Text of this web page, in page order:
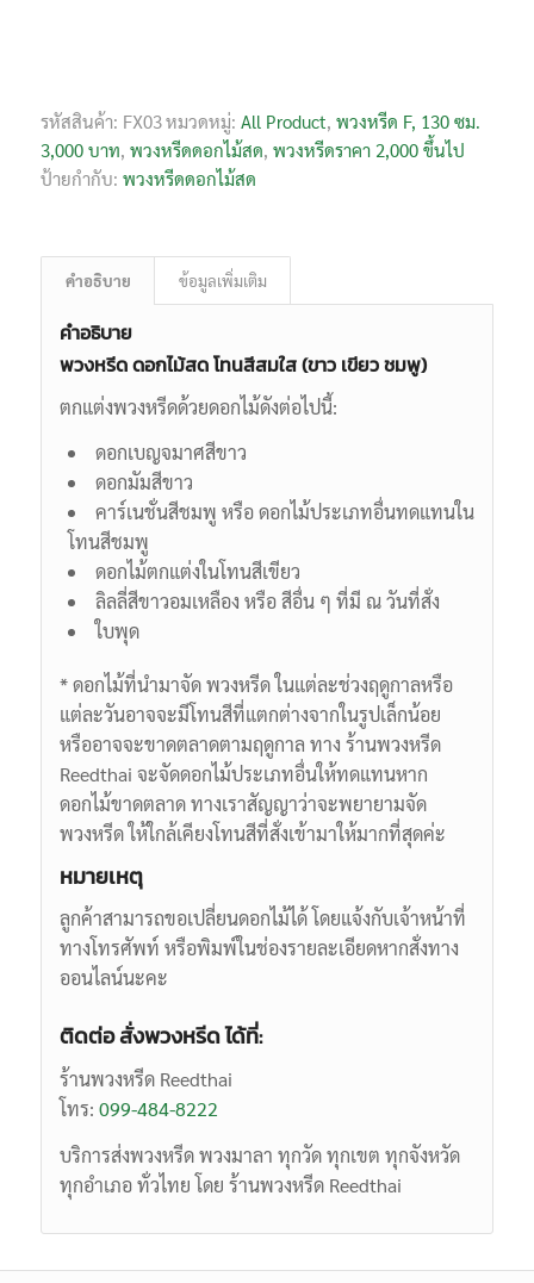
รหัสสินค้า: FX03หมวดหมู่: All Product, พวงหรีด F, 130 ซม.
3,000 บาท, พวงหรีดดอกไม้สด, พวงหรีดราคา 2,000 ขึ้นไป
ป้ายกำกับ: พวงหรีดดอกไม้สด
คำอธิบาย ข้อมูลเพิ่มเติม
คำอธิบาย
พวงหรีด ดอกไม้สด โทนสีสมใส (ขาว เขียว ชมพู)
ตกแต่งพวงหรีดด้วยดอกไม้ดังต่อไปนี้:
ดอกเบญจมาศสีขาว
ดอกมัมสีขาว
คาร์เนชั่นสีชมพู หรือ ดอกไม้ประเภทอื่นทดแทนใน
โทนสีชมพู
ดอกไม้ตกแต่งในโทนสีเขียว
ลิลลี่สีขาวอมเหลือง หรือ สีอื่น ๆ ที่มี ณ วันที่สั่ง
ใบพุด
* ดอกไม้ที่นำมาจัด พวงหรีด ในแต่ละช่วงฤดูกาลหรือ
แต่ละวันอาจจะมีโทนสีที่แตกต่างจากในรูปเล็กน้อย
หรืออาจจะขาดตลาดตามฤดูกาล ทาง ร้านพวงหรีด
Reedthai จะจัดดอกไม้ประเภทอื่นให้ทดแทนหาก
ดอกไม้ขาดตลาด ทางเราสัญญาว่าจะพยายามจัด
พวงหรีด ให้ใกล้เคียงโทนสีที่สั่งเข้ามาให้มากที่สุดค่ะ
หมายเหตุ
ลูกค้าสามารถขอเปลี่ยนดอกไม้ได้ โดยแจ้งกับเจ้าหน้าที่
ทางโทรศัพท์ หรือพิมพ์ในช่องรายละเอียดหากสั่งทาง
ออนไลน์นะคะ
ติดต่อ สั่งพวงหรีด ได้ที่:
ร้านพวงหรีด Reedthai
โทร: 099-484-8222
บริการส่งพวงหรีด พวงมาลา ทุกวัด ทุกเขต ทุกจังหวัด
ทุกอำเภอ ทั่วไทย โดย ร้านพวงหรีด Reedthai